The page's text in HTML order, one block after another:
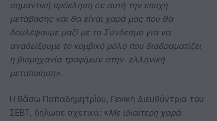
σημαντική πρόκληση σε αυτή την εποχή
μετάβασης και θα είναι χαρά μας που θα
δουλέψουμε μαζί με το Σύνδεσμο για να
αναδείξουμε το κομβικό ρόλο που διαδραματίζει
η βιομηχανία τροφίμων στην ελληνική
μεταποίηση».
Η Βάσω Παπαδημητρίου, Γενική Διευθύντρια του
ΣΕΒΤ, δήλωσε σχετικά: «Με ιδιαίτερη χαρά